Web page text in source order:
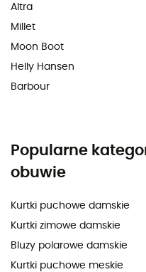
Altra
Millet
Moon Boot
Helly Hansen
Barbour
Popularne
obuwie
Kurtki puchowe damskie
Kurtki zimowe damskie
Bluzy polarowe damskie
Kurtki puchowe meskie